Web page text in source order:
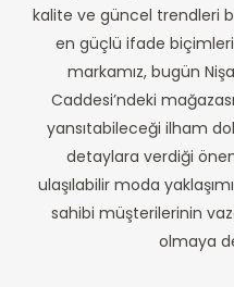
kalite ve güncel trendleri
en güçlü ifade
markamız, bugün
Caddesi’ndeki
yansıtabileceği ilham
detaylara verdiği
ulaşılabilir moda
sahibi müşterilerinin
olmaya